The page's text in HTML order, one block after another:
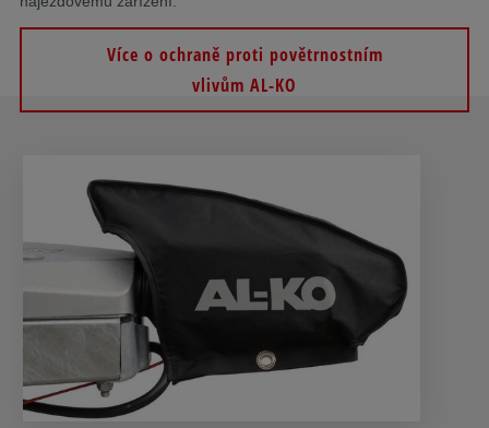
Více o ochraně proti povětrnostním
vlivům AL-KO